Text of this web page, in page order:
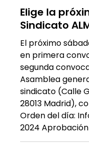
Elige la
Sindicato
El próximo
en primera
segunda
Asamblea
sindicato (Calle
28013 Madrid),
Orden del día:
2024